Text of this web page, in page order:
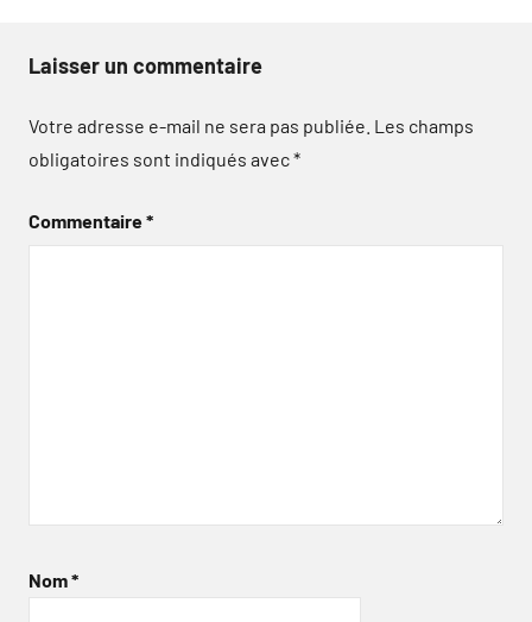
Laisser un commentaire
Votre adresse e-mail ne sera pas publiée. Les champs
obligatoires sont indiqués avec*
Commentaire*
Nom*